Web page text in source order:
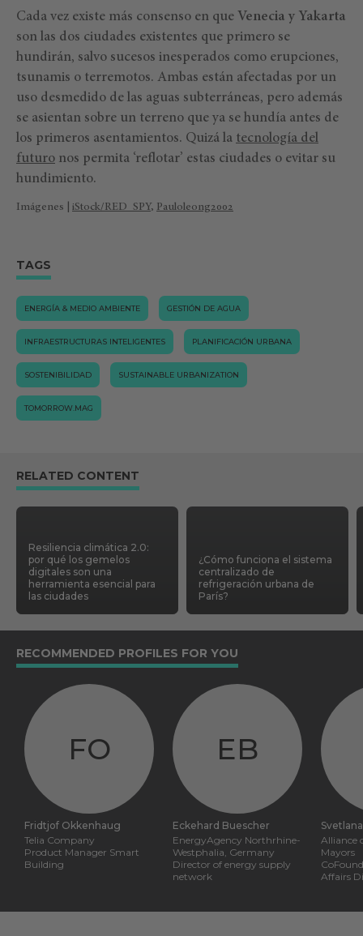
Cada vez existe más consenso en que Venecia y Yakarta
son las dos ciudades existentes que primero se
hundirán, salvo sucesos inesperados como erupciones,
tsunamis o terremotos. Ambas están afectadas por un
uso desmedido de las aguas subterráneas, pero además
se asientan sobre un terreno que ya se hundía antes de
los primeros asentamientos. Quizá la tecnología del
futuro nos permita ‘reflotar’ estas ciudades o evitar su
hundimiento.
Imágenes | iStock/RED_SPY, Pauloleong2002
TAGS
ENERGÍA & MEDIO AMBIENTE GESTIÓN DE AGUA
INFRAESTRUCTURAS INTELIGENTES PLANIFICACIÓN URBANA
SOSTENIBILIDAD SUSTAINABLE URBANIZATION
TOMORROW.MAG
RELATED CONTENT
Resiliencia climática 2.0:
por qué los gemelos
digitales son una
herramienta esencial para
las ciudades
¿Cómo funciona el sistema
centralizado de
refrigeración urbana de
París?
RECOMMENDED PROFILES FOR YOU
FO
Fridtjof Okkenhaug
Telia Company
Product Manager Smart
Building
EB
Eckehard Buescher
EnergyAgency Northrhine-
Westphalia, Germany
Director of energy supply
network
Alliance
Mayors
CoFounder and
Affairs